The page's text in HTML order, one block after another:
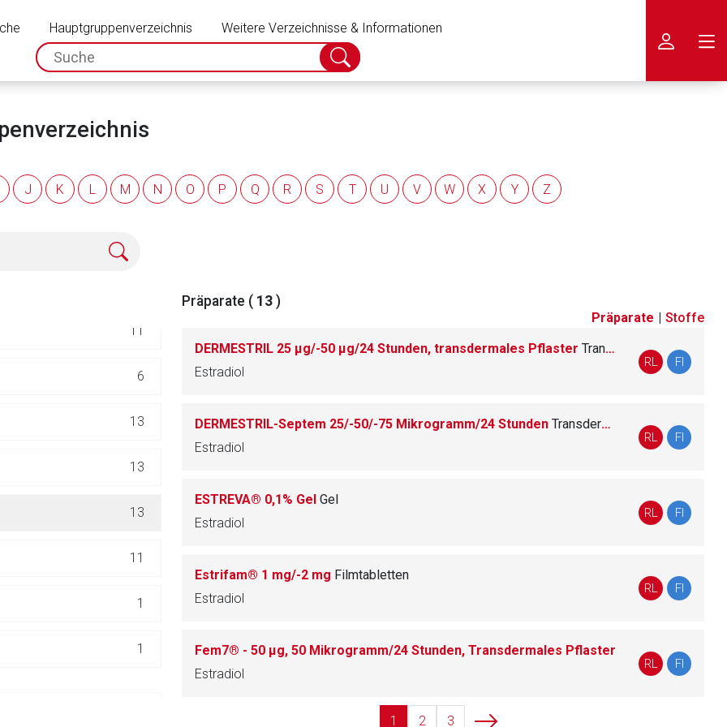
Hauptgruppenverzeichnis
Weitere Verzeichnisse & Informationen
spc.search.input.placeholder
Suche
abschicken
J K L M N O P Q R S T U V W X Y Z
110
11
6
13
13
13
11
1
1
Präparate ( 13 )
Präparate | Stoffe
DERMESTRIL 25 μg/-50 μg/24 Stunden, transdermales Pflaster Transdermale Pflaster
Estradiol
RL FI
DERMESTRIL-Septem 25/-50/-75 Mikrogramm/24 Stunden Transdermale Pflaster
Estradiol
RL FI
ESTREVA® 0,1% Gel Gel
Estradiol
RL FI
Estrifam® 1 mg/-2 mg Filmtabletten
Estradiol
RL FI
Fem7® - 50 μg, 50 Mikrogramm/24 Stunden, Transdermales Pflaster
Estradiol
RL FI
1 2 3
Ebenso gelten dort ggf. andere Datenschutzbestimmungen.
Zurück zur rote-liste.de Zur Seite